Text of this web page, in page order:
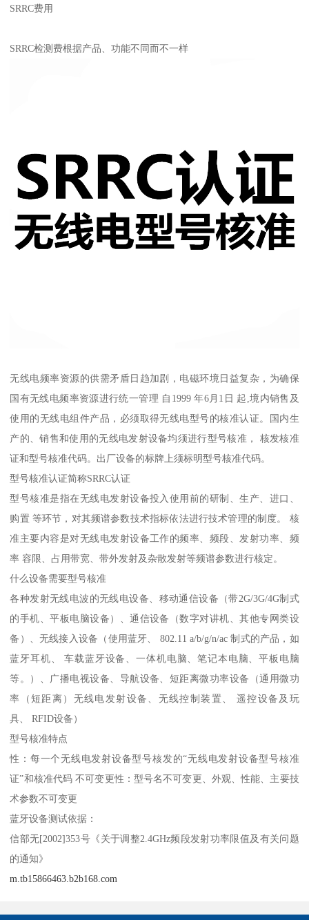
SRRC费用
SRRC检测费根据产品、功能不同而不一样
无线电频率资源的供需矛盾日趋加剧，电磁环境日益复杂，为确保
国有无线电频率资源进行统一管理 自1999 年6月1日 起,境内销售及
使用的无线电组件产品，必须取得无线电型号的核准认证。国内生
产的、销售和使用的无线电发射设备均须进行型号核准， 核发核准
证和型号核准代码。出厂设备的标牌上须标明型号核准代码。
型号核准认证简称SRRC认证
型号核准是指在无线电发射设备投入使用前的研制、生产、进口、
购置 等环节，对其频谱参数技术指标依法进行技术管理的制度。 核
准主要内容是对无线电发射设备工作的频率、频段、发射功率、频
率 容限、占用带宽、带外发射及杂散发射等频谱参数进行核定。
什么设备需要型号核准
各种发射无线电波的无线电设备、移动通信设备（带2G/3G/4G制式
的手机、平板电脑设备）、通信设备（数字对讲机、其他专网类设
备）、无线接入设备（使用蓝牙、 802.11 a/b/g/n/ac 制式的产品，如
蓝牙耳机、 车载蓝牙设备、一体机电脑、笔记本电脑、平板电脑
等。）、广播电视设备、导航设备、短距离微功率设备（通用微功
率（短距离）无线电发射设备、无线控制装置、 遥控设备及玩
具、 RFID设备）
型号核准特点
性：每一个无线电发射设备型号核发的“无线电发射设备型号核准
证”和核准代码 不可变更性：型号名不可变更、外观、性能、主要技
术参数不可变更
蓝牙设备测试依据：
信部无[2002]353号《关于调整2.4GHz频段发射功率限值及有关问题
的通知》
m.tb15866463.b2b168.com